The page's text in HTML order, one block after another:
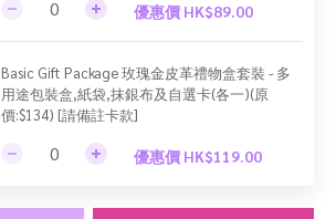
優惠價 HK$89.00
Basic Gift Package 玫瑰金皮革禮物盒套裝 - 多
用途包裝盒,紙袋,抹銀布及自選卡(各一)(原
價:$134) [請備註卡款]
優惠價 HK$119.00